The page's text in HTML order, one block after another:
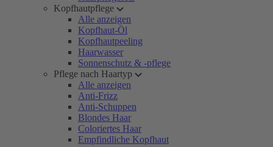
Kopfhautpflege
Alle anzeigen
Kopfhaut-Öl
Kopfhautpeeling
Haarwasser
Sonnenschutz & -pflege
Pflege nach Haartyp
Alle anzeigen
Anti-Frizz
Anti-Schuppen
Blondes Haar
Coloriertes Haar
Empfindliche Kopfhaut